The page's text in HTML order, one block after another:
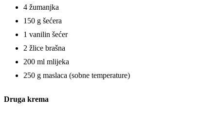
4 žumanjka
150 g šećera
1 vanilin šećer
2 žlice brašna
200 ml mlijeka
250 g maslaca (sobne temperature)
Druga krema